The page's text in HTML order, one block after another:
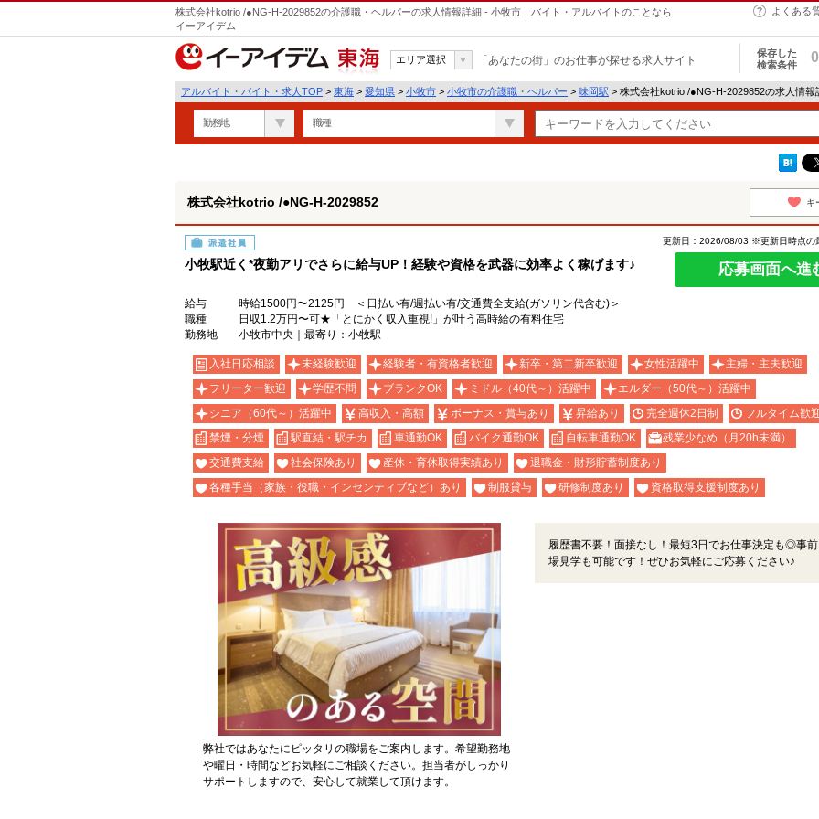
株式会社kotrio /●NG-H-2029852の介護職・ヘルパーの求人情報詳細 - 小牧市｜バイト・アルバイトのことなら
イーアイデム
よくある
東海
エリア選択 「あなたの街」のお仕事が探せる求人サイト
保存した
検索条件
0
アルバイト・バイト・求人TOP > 東海 > 愛知県 > 小牧市 > 小牧市の介護職・ヘルパー > 味岡駅 > 株式会社kotrio /●NG-H-2029852の求人情報
勤務地 職種
株式会社kotrio /●NG-H-2029852 キ
派遣社員
小牧駅近く*夜勤アリでさらに給与UP！経験や資格を武器に効率よく稼げます♪
更新日：2026/08/03 ※更新日時点の
応募画面へ進
給与
時給1500円〜2125円 ＜日払い有/週払い有/交通費全支給(ガソリン代含む)＞
職種
日収1.2万円〜可★「とにかく収入重視!」が叶う高時給の有料住宅
勤務地
小牧市中央｜最寄り：小牧駅
入社日応相談 未経験歓迎 経験者・有資格者歓迎 新卒・第二新卒歓迎 女性活躍中
主婦・主夫歓迎
フリーター歓迎
学歴不問 ブランクOK ミドル（40代～）活躍中
エルダー（50代～）活躍中
シニア（60代～）活躍中
高収入・高額 ボーナス・賞与あり 昇給あり 完全週休2日制
フルタイム歓
禁煙・分煙
駅直結・駅チカ 車通勤OK バイク通勤OK 自転車通勤OK
残業少なめ（月20h未満）
交通費支給
社会保険あり 産休・育休取得実績あり
退職金・財形貯蓄制度あり
各種手当（家族・役職・インセンティブなど）あり
制服貸与 研修制度あり 資格取得支援制度あり
弊社ではあなたにピッタリの職場をご案内します。希望勤務地
や曜日・時間などお気軽にご相談ください。担当者がしっかり
サポートしますので、安心して就業して頂けます。
履歴書不要！面接なし！最短3日でお仕事決定も◎事
場見学も可能です！ぜひお気軽にご応募ください♪